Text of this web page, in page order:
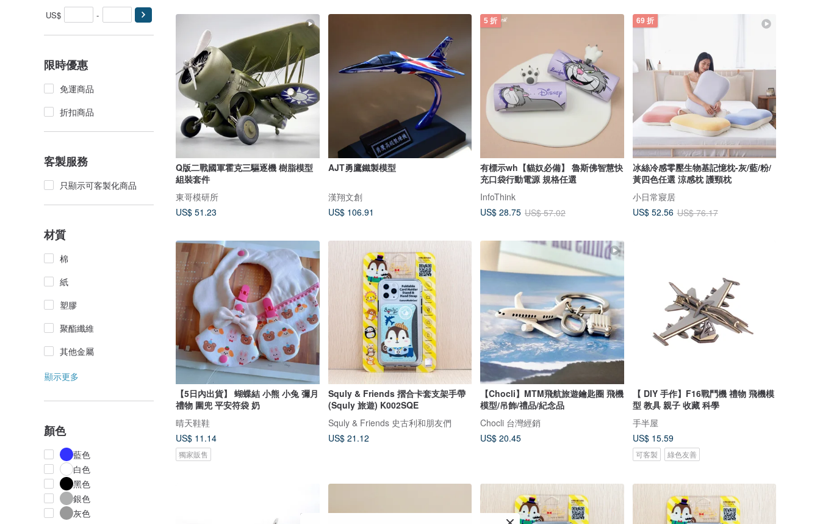
US$ -
限時優惠
免運商品
折扣商品
客製服務
只顯示可客製化商品
材質
棉
紙
塑膠
聚酯纖維
其他金屬
顯示更多
顏色
藍色
白色
黑色
銀色
灰色
Q版二戰國軍霍克三驅逐機 樹脂模型
組裝套件
東哥模研所
US$ 51.23
AJT勇鷹鐵製模型
漢翔文創
US$ 106.91
5 折
有標示wh【貓奴必備】 魯斯佛智慧快
充口袋行動電源 規格任選
InfoThink
US$ 28.75 US$ 57.02
69 折
冰絲冷感零壓生物基記憶枕-灰/藍/粉/
黃四色任選 涼感枕 護頸枕
小日常寢居
US$ 52.56 US$ 76.17
【5日內出貨】 蝴蝶結 小熊 小兔 彌月
禮物 圍兜 平安符袋 奶
晴天鞋鞋
US$ 11.14
獨家販售
Squly & Friends 摺合卡套支架手帶
(Squly 旅遊) K002SQE
Squly & Friends 史古利和朋友們
US$ 21.12
【Chocli】MTM飛航旅遊鑰匙圈 飛機
模型/吊飾/禮品/紀念品
Chocli 台灣經銷
US$ 20.45
【 DIY 手作】F16戰鬥機 禮物 飛機模
型 教具 親子 收藏 科學
手半屋
US$ 15.59
可客製 綠色友善